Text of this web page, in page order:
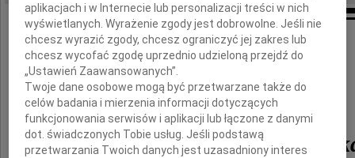
Z wielkim żalem i smutkiem
przyjęłam wiadomość o śmierci
st. kpr.
Jarosława
aplikacjach i w Internecie lub personalizacji treści w nich
wyświetlanych. Wyrażenie zgody jest dobrowolne. Jeśli nie
chcesz wyrazić zgody, chcesz ograniczyć jej zakres lub
chcesz wycofać zgodę uprzednio udzieloną przejdź do
„Ustawień Zaawansowanych”.
Twoje dane osobowe mogą być przetwarzane także do
celów badania i mierzenia informacji dotyczących
funkcjonowania serwisów i aplikacji lub łączone z danymi
dot. świadczonych Tobie usług. Jeśli podstawą
przetwarzania Twoich danych jest uzasadniony interes